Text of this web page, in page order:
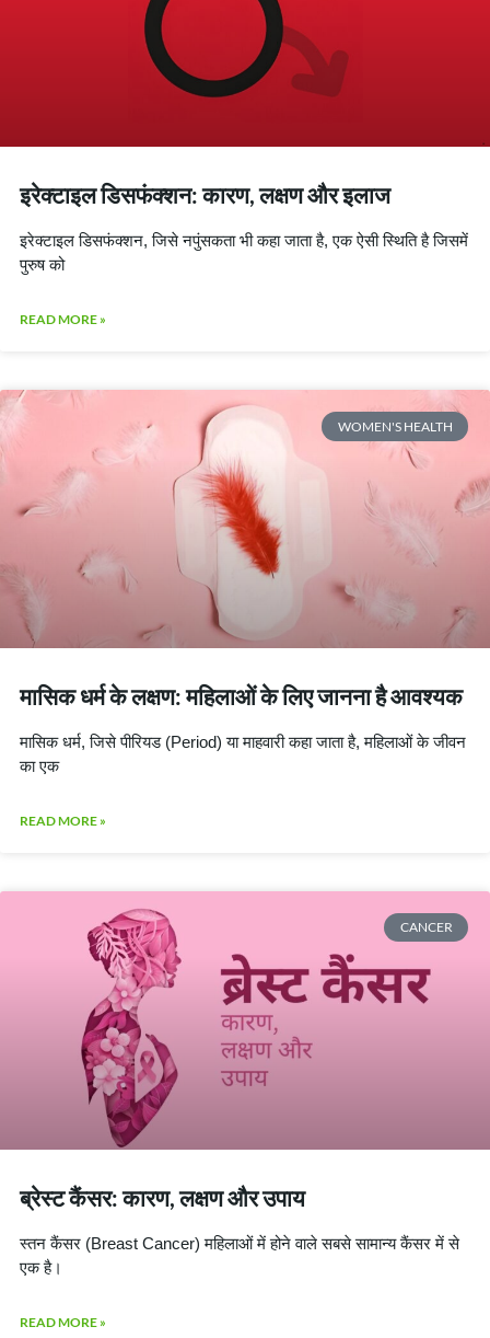
इरेक्टाइल डिसफंक्शन: कारण, लक्षण और इलाज
इरेक्टाइल डिसफंक्शन, जिसे नपुंसकता भी कहा जाता है, एक ऐसी स्थिति है जिसमें
पुरुष को
READ MORE »
WOMEN'S HEALTH
मासिक धर्म के लक्षण: महिलाओं के लिए जानना है आवश्यक
मासिक धर्म, जिसे पीरियड (Period) या माहवारी कहा जाता है, महिलाओं के जीवन
का एक
READ MORE »
CANCER
ब्रेस्ट कैंसर: कारण, लक्षण और उपाय
स्तन कैंसर (Breast Cancer) महिलाओं में होने वाले सबसे सामान्य कैंसर में से
एक है।
READ MORE »